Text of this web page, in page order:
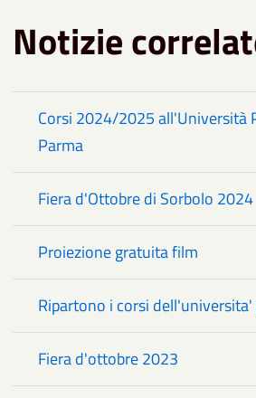
Notizie
Corsi 2024/2025 all'Università
Parma
Fiera d'Ottobre di Sorbolo 2024
Proiezione gratuita film
Ripartono i corsi
Fiera d'ottobre 2023